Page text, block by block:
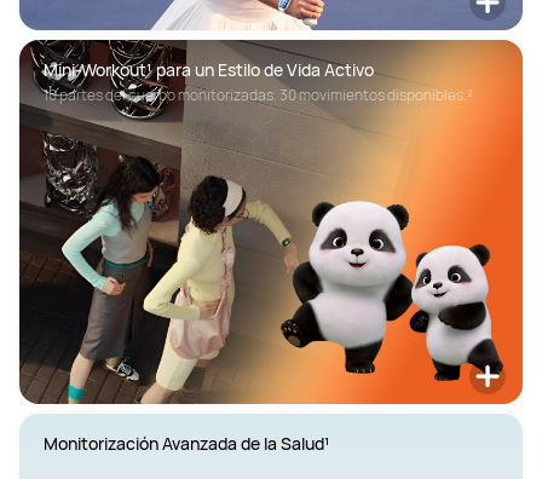
Mini-Workout¹ para un Estilo de Vida Activo
10 partes del cuerpo monitorizadas. 30 movimientos disponibles.²
Monitorización Avanzada de la Salud¹